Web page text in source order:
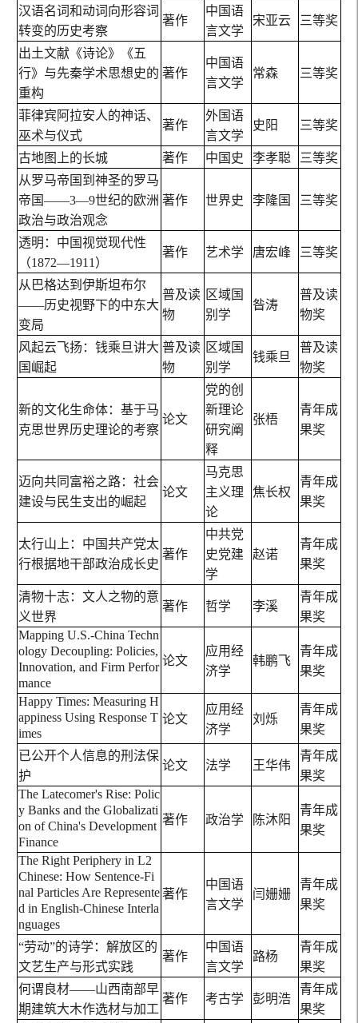
汉语名词和动词向形容词
转变的历史考察
著作
中国语
言文学
宋亚云 三等奖
出土文献《诗论》《五
行》与先秦学术思想史的
重构
著作
中国语
言文学
常森 三等奖
菲律宾阿拉安人的神话、
巫术与仪式
著作
外国语
言文学
史阳 三等奖
古地图上的长城 著作 中国史 李孝聪
三等奖
从罗马帝国到神圣的罗马
帝国——3—9世纪的欧洲
政治与政治观念
著作 世界史 李隆国 三等奖
透明：中国视觉现代性
（1872—1911）
著作 艺术学 唐宏峰 三等奖
从巴格达到伊斯坦布尔
——历史视野下的中东大
变局
普及读
物
区域国
别学
昝涛
普及读
物奖
风起云飞扬：钱乘旦讲大
国崛起
普及读
物
区域国
别学
钱乘旦
普及读
物奖
新的文化生命体：基于马
克思世界历史理论的考察
论文
党的创
新理论
研究阐
释
张梧
青年成
果奖
迈向共同富裕之路：社会
建设与民生支出的崛起
论文
马克思
主义理
论
焦长权
青年成
果奖
太行山上：中国共产党太
行根据地干部政治成长史
著作
中共党
史党建
学
赵诺
青年成
果奖
清物十志：文人之物的意
义世界
著作 哲学 李溪
青年成
果奖
Mapping U.S.-China Techn
ology Decoupling: Policies,
Innovation, and Firm Perfor
mance
论文
应用经
济学
韩鹏飞
青年成
果奖
Happy Times: Measuring H
appiness Using Response T
imes
论文
应用经
济学
刘烁
青年成
果奖
已公开个人信息的刑法保
护
论文 法学 王华伟
青年成
果奖
The Latecomer's Rise: Polic
y Banks and the Globalizati
on of China's Development
Finance
著作 政治学 陈沐阳
青年成
果奖
The Right Periphery in L2
Chinese: How Sentence-Fi
nal Particles Are Represente
d in English-Chinese Interla
nguages
著作
中国语
言文学
闫姗姗
青年成
果奖
“劳动”的诗学：解放区的
文艺生产与形式实践
著作
中国语
言文学
路杨
青年成
果奖
何谓良材——山西南部早
期建筑大木作选材与加工
著作 考古学 彭明浩
青年成
果奖